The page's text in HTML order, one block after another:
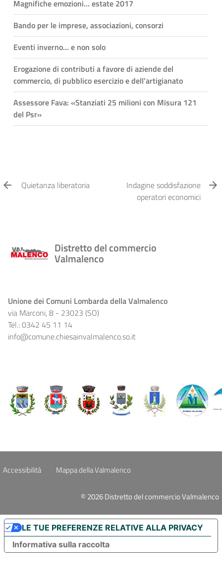
Magnifiche emozioni… estate 2017
Bando per le imprese, associazioni, consorzi
Eventi inverno… e non solo
Erogazione di contributi a favore di aziende del
commercio, di pubblico esercizio e dell’artigianato
Assessore Fava: «Stanziati 25 milioni con Misura 121
del Psr»
Quietanza liberatoria
Indagine soddisfazione
operatori economici
Distretto del commercio
Valmalenco
Unione dei Comuni Lombarda della Valmalenco
via Marconi, 8 - 23023 (SO)
Tel.: 0342 45 11 14
info@comune.chiesainvalmalenco.so.it
Accessibilità Mappa della Valmalenco
© 2026 Distretto del commercio Valmalenco
Informativa sulla raccolta
LE TUE PREFERENZE RELATIVE ALLA PRIVACY